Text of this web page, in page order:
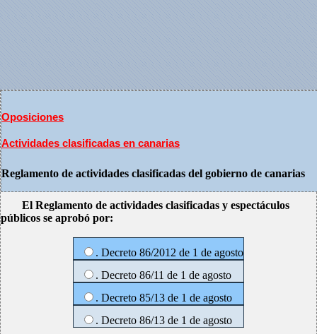
Oposiciones
Actividades clasificadas en canarias
Reglamento de actividades clasificadas del gobierno de canarias
El Reglamento de actividades clasificadas y espectáculos
públicos se aprobó por:
. Decreto 86/2012 de 1 de agosto
. Decreto 86/11 de 1 de agosto
. Decreto 85/13 de 1 de agosto
. Decreto 86/13 de 1 de agosto